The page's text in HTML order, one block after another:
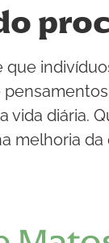
que
vida diária.
melhoria